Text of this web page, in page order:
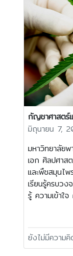
กัญชาศาสตร์
มิถุนายน 7,
มหาวิทยาลัย
เอก ศิลปศา
และพืชสมุนไ
เรียนรู้ครบวง
รู้ ความเข้าใจ
ยังไม่มีความคิ